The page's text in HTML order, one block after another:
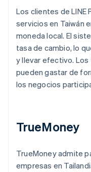
Los clientes de LINE
servicios en Taiwán
moneda local. El
tasa de cambio, lo
y llevar efectivo.
pueden gastar de
los negocios
TrueMoney
TrueMoney admite
empresas en